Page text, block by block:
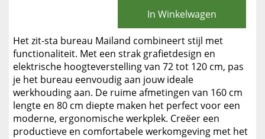
In Winkelwagen
Het zit-sta bureau Mailand combineert stijl met
functionaliteit. Met een strak grafietdesign en
elektrische hoogteverstelling van 72 tot 120 cm, pas
je het bureau eenvoudig aan jouw ideale
werkhouding aan. De ruime afmetingen van 160 cm
lengte en 80 cm diepte maken het perfect voor een
moderne, ergonomische werkplek. Creëer een
productieve en comfortabele werkomgeving met het